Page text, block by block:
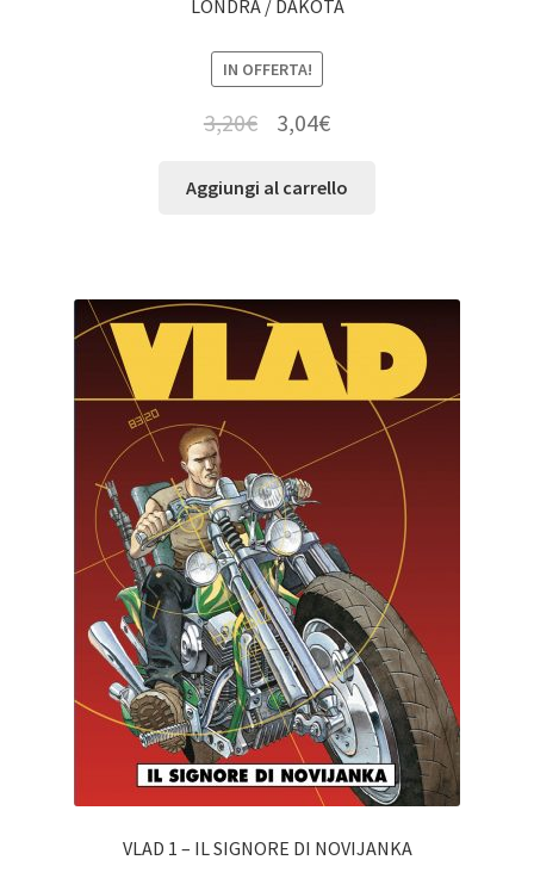
LONDRA / DAKOTA
IN OFFERTA!
3,20€ 3,04€
Aggiungi al carrello
VLAD 1 – IL SIGNORE DI NOVIJANKA